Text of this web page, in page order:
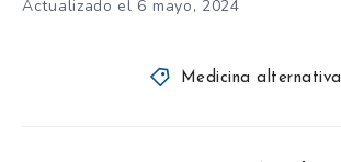
Actualizado el 6 mayo, 2024
Medicina alternativa